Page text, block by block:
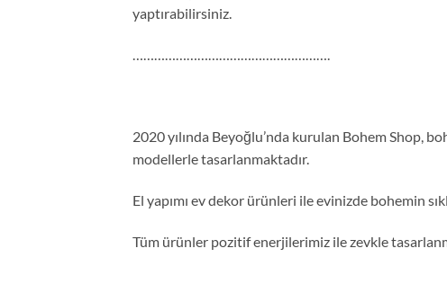
yaptırabilirsiniz.
2020 yılında Beyoğlu’nda kurulan Bohem Shop,
modellerle tasarlanmaktadır.
El yapımı ev dekor ürünleri ile evinizde bohemin
Tüm ürünler pozitif enerjilerimiz ile zevkle